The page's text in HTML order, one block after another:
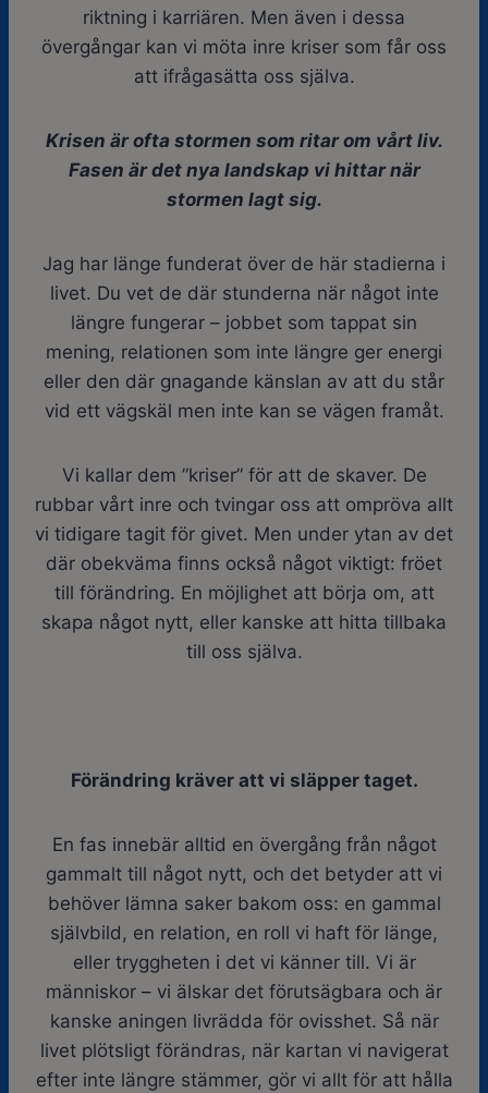
riktning i karriären. Men även i dessa
övergångar kan vi möta inre kriser som får oss
att ifrågasätta oss själva.
Krisen är ofta stormen som ritar om vårt liv.
Fasen är det nya landskap vi hittar när
stormen lagt sig.
Jag har länge funderat över de här stadierna i
livet. Du vet de där stunderna när något inte
längre fungerar – jobbet som tappat sin
mening, relationen som inte längre ger energi
eller den där gnagande känslan av att du står
vid ett vägskäl men inte kan se vägen framåt.
Vi kallar dem ”kriser” för att de skaver. De
rubbar vårt inre och tvingar oss att ompröva allt
vi tidigare tagit för givet. Men under ytan av det
där obekväma finns också något viktigt: fröet
till förändring. En möjlighet att börja om, att
skapa något nytt, eller kanske att hitta tillbaka
till oss själva.
Förändring kräver att vi släpper taget.
En fas innebär alltid en övergång från något
gammalt till något nytt, och det betyder att vi
behöver lämna saker bakom oss: en gammal
självbild, en relation, en roll vi haft för länge,
eller tryggheten i det vi känner till. Vi är
människor – vi älskar det förutsägbara och är
kanske aningen livrädda för ovisshet. Så när
livet plötsligt förändras, när kartan vi navigerat
efter inte längre stämmer, gör vi allt för att hålla